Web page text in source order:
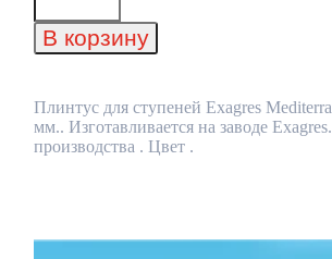
для
ступеней
Grafito
90x330
мм.
В корзину
Плинтус для ступеней Exagres
мм.. Изготавливается на заводе
производства . Цвет .